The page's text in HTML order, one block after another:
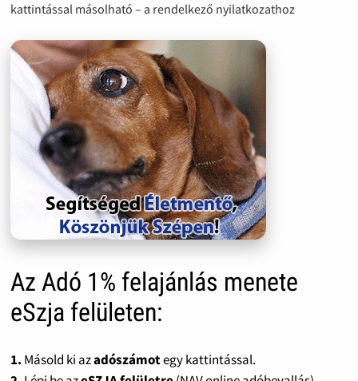
kattintással másolható – a rendelkező nyilatkozathoz
Az Adó 1% felajánlás menete
eSzja felületen:
1. Másold ki azadószámotegy kattintással.